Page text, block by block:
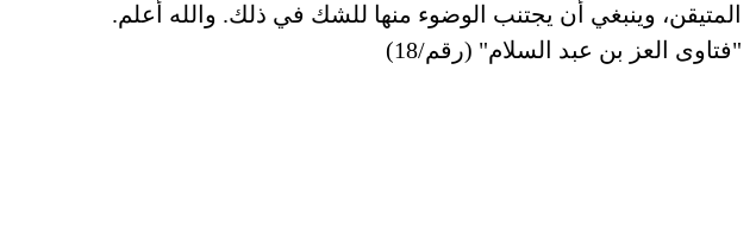
المتيقن، وينبغي أن يجتنب الوضوء منها للشك في ذلك. والله أعلم.
"فتاوى العز بن عبد السلام" (رقم/18)